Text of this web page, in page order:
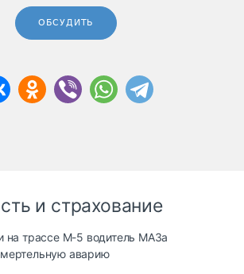
ОБСУДИТЬ
и страхование
на трассе М-5 водитель МАЗа
аварию